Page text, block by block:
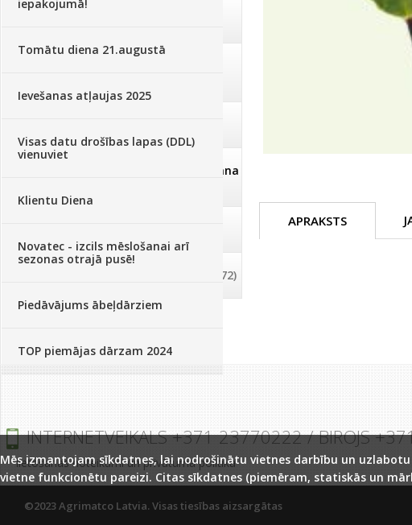
iepakojumā!
Tomātu diena 21.augustā
Ievešanas atļaujas 2025
Visas datu drošības lapas (DDL)
vienuviet
Klientu Diena
Novatec - izcils mēslošanai arī
sezonas otrajā pusē!
Piedāvājums ābeļdārziem
TOP piemājas dārzam 2024
Dezinfekcija, tīrīšana, mazgāšana
(72)
APRAKSTS
INTERNETVEIKALS +371 23770222 / BIROJS
lietošanas noteikumi un privātuma politika
©2023 Agrimatco Latvia. Visas tiesības aizsargātas
Mēs izmantojam sīkdatnes, lai nodrošinātu vietnes darbību un
vietne funkcionētu pareizi. Citas sīkdatnes (piemēram, statiskās un